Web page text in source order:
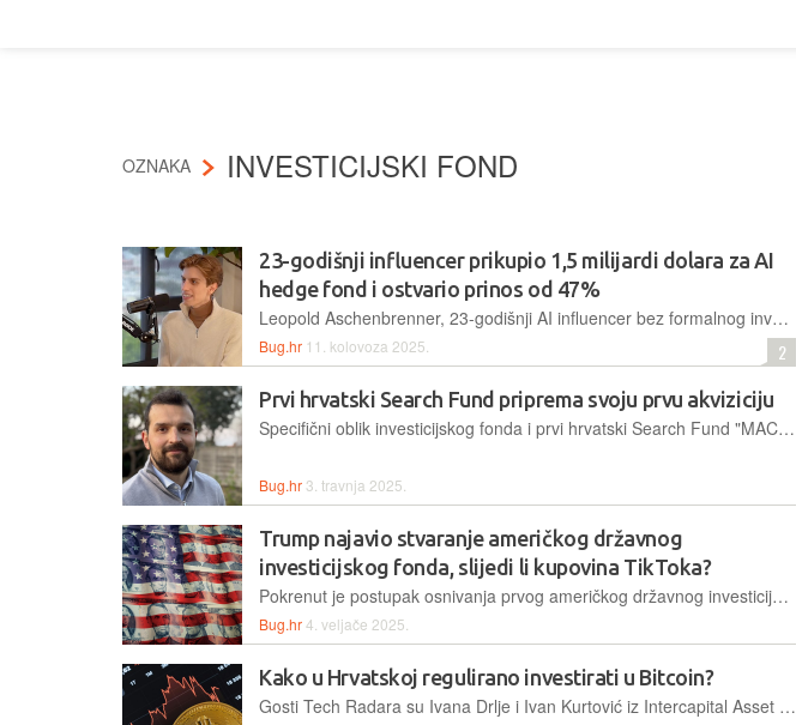
OZNAKA INVESTICIJSKI FOND
23-godišnji influencer prikupio 1,5 milijardi dolara za AI
hedge fond i ostvario prinos od 47%
Leopold Aschenbrenner, 23-godišnji AI influencer bez formalnog investicijskog iskustva, pokrenuo je hedge fond 'Situational Awareness' i prikupio preko 1,5 milijardi dolara
Bug.hr 11. kolovoza 2025. 2
Prvi hrvatski Search Fund priprema svoju prvu akviziciju
Specifični oblik investicijskog fonda i prvi hrvatski Search Fund "MACI Search Capital" prikupio je kapital za akviziciju tvrtke do 50 milijuna eura, pa kreće u potragu za potencijalnim metama
Bug.hr 3. travnja 2025.
Trump najavio stvaranje američkog državnog
investicijskog fonda, slijedi li kupovina TikToka?
Pokrenut je postupak osnivanja prvog američkog državnog investicijskog fonda. Pravni stručnjaci se pitaju može li predsjednik osnovati takav fond bez pristanka Kongresa...
Bug.hr4. veljače 2025.
Kako u Hrvatskoj regulirano investirati u Bitcoin?
Gosti Tech Radara su Ivana Drlje i Ivan Kurtović iz Intercapital Asset Managementa, tvrtke koja stoji iza jedinog hrvatskog appa koji omogućuje ulaganje u ETF na Bitcoinu